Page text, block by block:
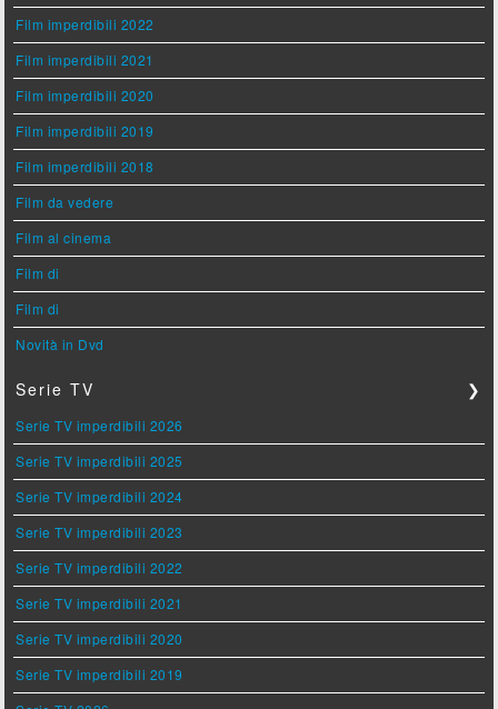
Film imperdibili 2022
Film imperdibili 2021
Film imperdibili 2020
Film imperdibili 2019
Film imperdibili 2018
Film da vedere
Film al cinema
Film di
Film di
Novità in Dvd
Serie TV ❯
Serie TV imperdibili 2026
Serie TV imperdibili 2025
Serie TV imperdibili 2024
Serie TV imperdibili 2023
Serie TV imperdibili 2022
Serie TV imperdibili 2021
Serie TV imperdibili 2020
Serie TV imperdibili 2019